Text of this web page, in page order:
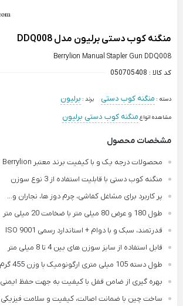
منگنه کوب دستی برلیون مدل DDQ008
Berrylion Manual Stapler Gun DDQ008
کد کالا : 050705408
دسته : منگنه کوب دستی برند : برلیون
مشاهده انواع منگنه کوب دستی برلیون
مشخصات محصول
محصولات درجه یک و با کیفیت برند معتبر Berrylion
منگنه کوب دستی با قابلیت استفاده از 3 نوع سوزن
پر کاربرد برای مشاغل کفاشی، چرم دوز ها، نجاران و...
طول 180 و عرض 80 میلی متر با ضخامت 20 میلی متر
قدرتمند، سبک و با دوام + استاندارد رسمی ISO 9001
قابل استفاده از سایز سوزن های بین 4 تا 8 میلی متر
طول دسته 105 میلی متری ارگونومیک با وزن 455 گرم
بهره گیری از ضامن قفل با کیفیت به جهت حفظ ایمنی
ساخت چین با ضمانت اصالت، کیفیت و سلامت فیزیکی